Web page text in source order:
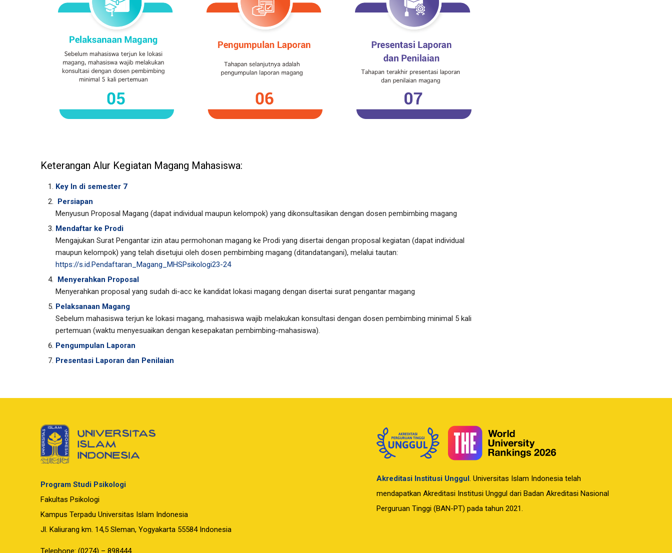
Keterangan Alur Kegiatan Magang Mahasiswa:
Key In di semester 7
Persiapan
Menyusun Proposal Magang (dapat individual maupun kelompok) yang dikonsultasikan dengan dosen pembimbing magang
Mendaftar ke Prodi
Mengajukan Surat Pengantar izin atau permohonan magang ke Prodi yang disertai dengan proposal kegiatan (dapat individual
maupun kelompok) yang telah disetujui oleh dosen pembimbing magang (ditandatangani), melalui tautan:
https://s.id.Pendaftaran_Magang_MHSPsikologi23-24
Menyerahkan Proposal
Menyerahkan proposal yang sudah di-acc ke kandidat lokasi magang dengan disertai surat pengantar magang
Pelaksanaan Magang
Sebelum mahasiswa terjun ke lokasi magang, mahasiswa wajib melakukan konsultasi dengan dosen pembimbing minimal 5 kali
pertemuan (waktu menyesuaikan dengan kesepakatan pembimbing-mahasiswa).
Pengumpulan Laporan
Presentasi Laporan dan Penilaian
Program Studi Psikologi
Fakultas Psikologi
Kampus Terpadu Universitas Islam Indonesia
Jl. Kaliurang km. 14,5 Sleman, Yogyakarta 55584 Indonesia
Telephone: (0274) – 898444
Akreditasi Institusi Unggul . Universitas Islam Indonesia telah
mendapatkan Akreditasi Institusi Unggul dari Badan Akreditasi Nasional
Perguruan Tinggi (BAN-PT) pada tahun 2021.